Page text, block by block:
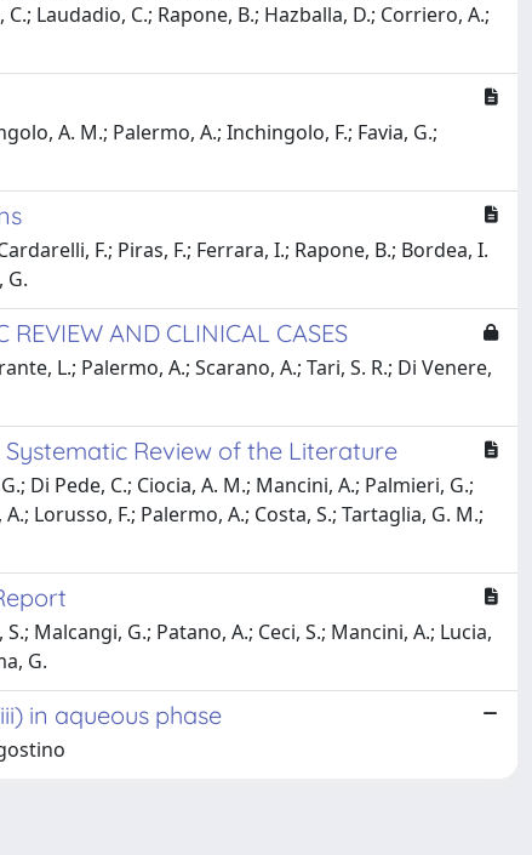
Laudadio, C.; Rapone, B.; Hazballa, D.; Corriero, A.;
A. M.; Palermo, A.; Inchingolo, F.; Favia, G.;
F.; Piras, F.; Ferrara, I.; Rapone, B.; Bordea, I.
G.
REVIEW AND CLINICAL CASES
L.; Palermo, A.; Scarano, A.; Tari, S. R.; Di Venere,
Review of the Literature
Di Pede, C.; Ciocia, A. M.; Mancini, A.; Palmieri, G.;
Lorusso, F.; Palermo, A.; Costa, S.; Tartaglia, G. M.;
Malcangi, G.; Patano, A.; Ceci, S.; Mancini, A.; Lucia,
G.
in aqueous phase